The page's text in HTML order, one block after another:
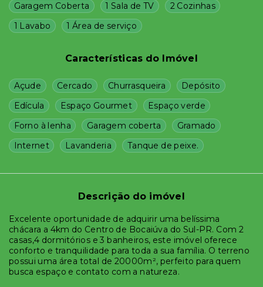
Garagem Coberta
1 Sala de TV
2 Cozinhas
1 Lavabo
1 Área de serviço
Características do Imóvel
Açude Cercado Churrasqueira
Depósito
Edícula
Espaço Gourmet
Espaço verde
Forno à lenha
Garagem coberta
Gramado
Internet
Lavanderia Tanque de peixe.
Descrição do imóvel
Excelente oportunidade de adquirir uma belíssima
chácara a 4km do Centro de Bocaiúva do Sul-PR. Com 2
casas,4 dormitórios e 3 banheiros, este imóvel oferece
conforto e tranquilidade para toda a sua família. O terreno
possui uma área total de 20000m², perfeito para quem
busca espaço e contato com a natureza.